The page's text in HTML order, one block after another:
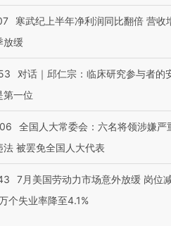
技“链”接产
【特别呈现】寻找100种
有意思的生活方式·第三对
寒武纪上半年净利润同比翻倍 营收
放缓
对话｜邱仁宗：临床研究参与者的
第一位
全国人大常委会：六名将领涉嫌严
法 被罢免全国人大代表
7月美国劳动力市场意外放缓 岗位
个失业率降至4.1%